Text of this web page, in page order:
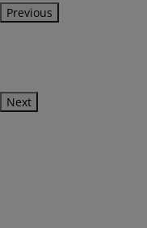
Previous
Next